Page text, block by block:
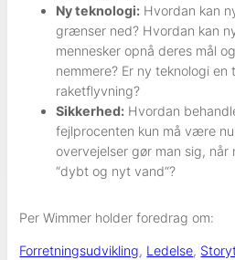
Ny teknologi: Hvordan kan
grænser ned? Hvordan kan
mennesker opnå deres mål
nemmere? Er ny teknologi
raketflyvning?
Sikkerhed: Hvordan
fejlprocenten kun må være
overvejelser gør man sig,
“dybt og nyt vand“?
Per Wimmer holder foredrag om:
Forretningsudvikling, Ledelse,